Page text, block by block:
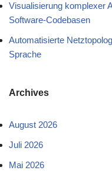
Visualisierung komplexer
Software-Codebasen
Automatisierte
Sprache
Archives
August 2026
Juli 2026
Mai 2026